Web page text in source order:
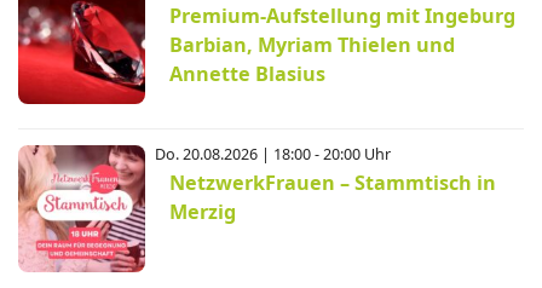
Premium-Aufstellung mit Ingeburg
Barbian, Myriam Thielen und
Annette Blasius
Do. 20.08.2026 | 18:00 - 20:00 Uhr
NetzwerkFrauen – Stammtisch in
Merzig